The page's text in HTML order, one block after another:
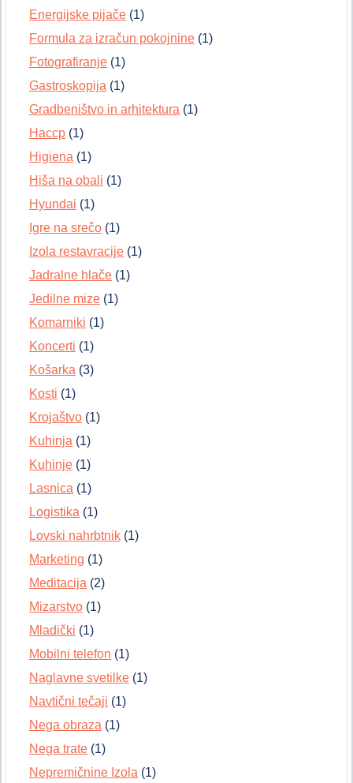
Energijske pijače (1)
Formula za izračun pokojnine (1)
Fotografiranje (1)
Gastroskopija (1)
Gradbeništvo in arhitektura (1)
Haccp (1)
Higiena (1)
Hiša na obali (1)
Hyundai (1)
Igre na srečo (1)
Izola restavracije (1)
Jadralne hlače (1)
Jedilne mize (1)
Komarniki (1)
Koncerti (1)
Košarka (3)
Kosti (1)
Krojaštvo (1)
Kuhinja (1)
Kuhinje (1)
Lasnica (1)
Logistika (1)
Lovski nahrbtnik (1)
Marketing (1)
Meditacija (2)
Mizarstvo (1)
Mladički (1)
Mobilni telefon (1)
Naglavne svetilke (1)
Navtični tečaji (1)
Nega obraza (1)
Nega trate (1)
Nepremičnine Izola (1)